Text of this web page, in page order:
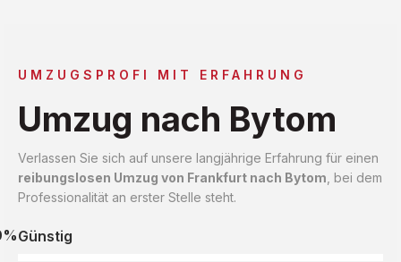
UMZUGSPROFI MIT ERFAHRUNG
Umzug nach Bytom
Verlassen Sie sich auf unsere langjährige Erfahrung für einen
reibungslosen Umzug von Frankfurt nach Bytom , bei dem
Professionalität an erster Stelle steht.
Günstig